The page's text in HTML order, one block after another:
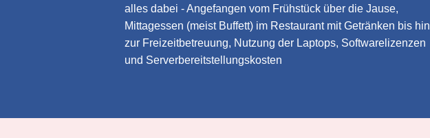
alles dabei - Angefangen vom Frühstück über die Jause,
Mittagessen (meist Buffett) im Restaurant mit Getränken bis hin
zur Freizeitbetreuung, Nutzung der Laptops, Softwarelizenzen
und Serverbereitstellungskosten